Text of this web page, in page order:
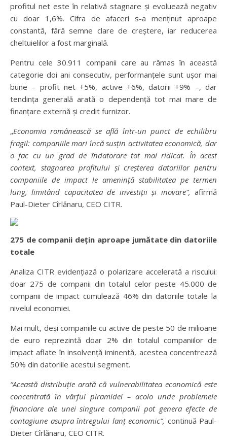
profitul net este în relativă stagnare și evoluează negativ
cu doar 1,6%. Cifra de afaceri s-a menținut aproape
constantă, fără semne clare de creștere, iar reducerea
cheltuielilor a fost marginală.
Pentru cele 30.911 companii care au rămas în această
categorie doi ani consecutiv, performanțele sunt ușor mai
bune – profit net +5%, active +6%, datorii +9% –, dar
tendința generală arată o dependență tot mai mare de
finanțare externă și credit furnizor.
„Economia românească se află într-un punct de echilibru
fragil: companiile mari încă susțin activitatea economică, dar
o fac cu un grad de îndatorare tot mai ridicat. În acest
context, stagnarea profitului și creșterea datoriilor pentru
companiile de impact le amenință stabilitatea pe termen
lung, limitând capacitatea de investiții și inovare”, afirmă
Paul-Dieter Cîrlănaru, CEO CITR.
275 de companii dețin aproape jumătate din datoriile
totale
Analiza CITR evidențiază o polarizare accelerată a riscului:
doar 275 de companii din totalul celor peste 45.000 de
companii de impact cumulează 46% din datoriile totale la
nivelul economiei.
Mai mult, deși companiile cu active de peste 50 de milioane
de euro reprezintă doar 2% din totalul companiilor de
impact aflate în insolvență iminentă, acestea concentrează
50% din datoriile acestui segment.
“Această distribuție arată că vulnerabilitatea economică este
concentrată în vârful piramidei – acolo unde problemele
financiare ale unei singure companii pot genera efecte de
contagiune asupra întregului lanț economic”, continuă Paul-
Dieter Cîrlănaru, CEO CITR.